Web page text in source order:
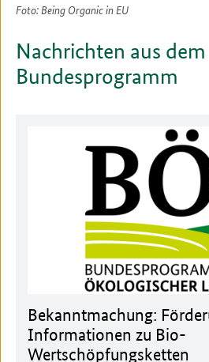
Foto: Being Organic in EU
Nachrichten aus dem
Bundesprogramm
Bekanntmachung:
Informationen zu Bio-
Wertschöpfungsketten